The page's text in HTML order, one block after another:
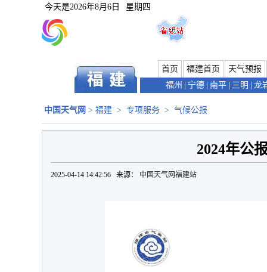
今天是2026年8月6日 星期四
首页 福建首页
天气预报
福州
宁德 南平 三明 龙
中国天气网 > 福建 > 专项服务 > 气候公报
2024年公
2025-04-14 14:42:56 来源： 中国天气网福建站